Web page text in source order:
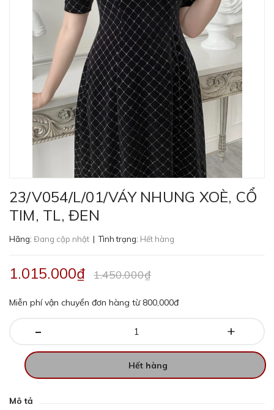
23/V054/L/01/VÁY NHUNG XOÈ, CỔ
TIM, TL, ĐEN
Hãng: Đang cập nhật | Tình trạng: Hết hàng
1.015.000₫ 1.450.000₫
Miễn phí vận chuyển đơn hàng từ 800,000đ
- +
Hết hàng
Mô tả